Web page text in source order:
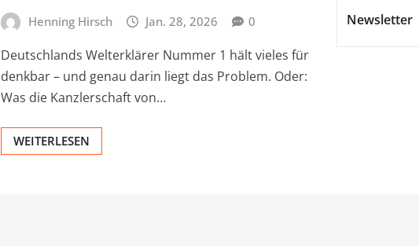
Henning Hirsch Jan. 28, 2026 0
Deutschlands Welterklärer Nummer 1 hält vieles für
denkbar – und genau darin liegt das Problem. Oder:
Was die Kanzlerschaft von…
WEITERLESEN
Newsletter